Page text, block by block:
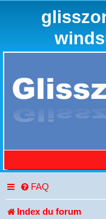
FAQ
Index du forum